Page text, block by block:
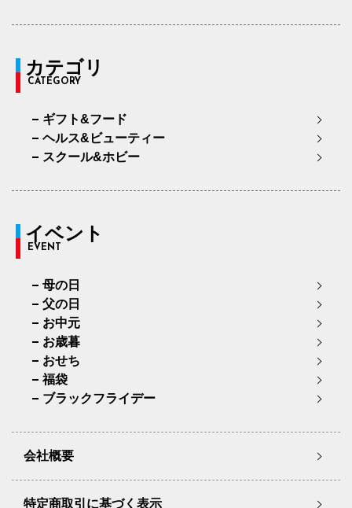
カテゴリ
CATEGORY
ギフト&フード
ヘルス&ビューティー
スクール&ホビー
イベント
EVENT
母の日
父の日
お中元
お歳暮
おせち
福袋
ブラックフライデー
会社概要
特定商取引に基づく表示